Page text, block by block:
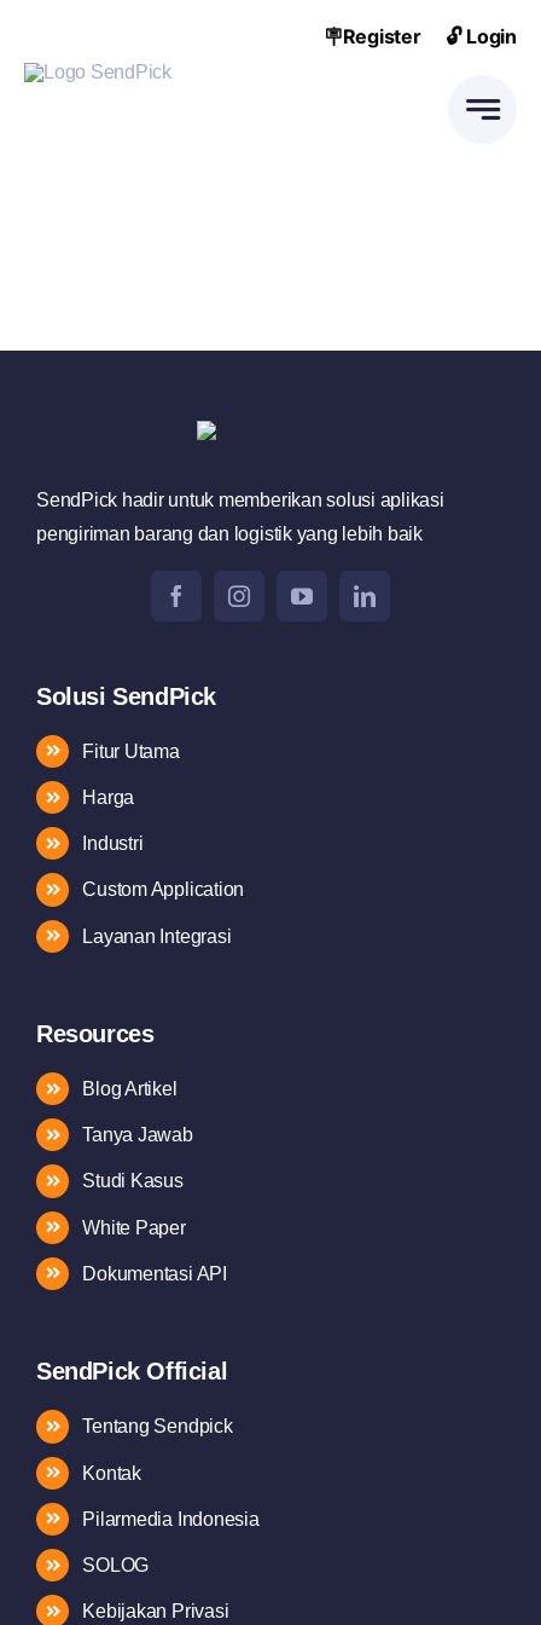
content
🪧Register 🔓 Login
SendPick hadir untuk memberikan solusi aplikasi
pengiriman barang dan logistik yang lebih baik
Solusi SendPick
Fitur Utama
Harga
Industri
Custom Application
Layanan Integrasi
Resources
Blog Artikel
Tanya Jawab
Studi Kasus
White Paper
Dokumentasi API
SendPick Official
Tentang Sendpick
Kontak
Pilarmedia Indonesia
SOLOG
Kebijakan Privasi